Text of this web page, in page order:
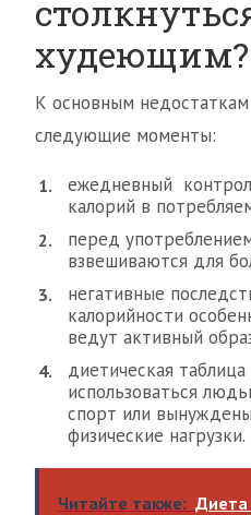
худеющим?
К основным
следующие моменты:
ежедневный
калорий в
перед
взвешиваются для
негативные
калорийности
ведут активный
диетическая
использоваться
спорт или
физические нагрузки.
Читайте также: Диета